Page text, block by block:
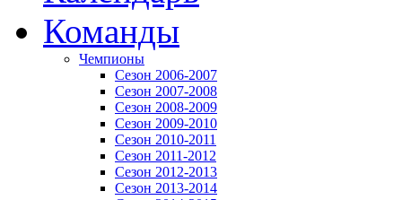
Команды
Чемпионы
Сезон 2006-2007
Сезон 2007-2008
Сезон 2008-2009
Сезон 2009-2010
Сезон 2010-2011
Сезон 2011-2012
Сезон 2012-2013
Сезон 2013-2014